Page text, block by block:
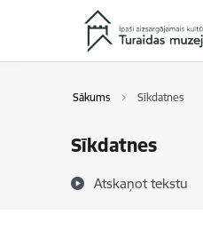
Pāriet uz lapas saturu
Sākums Sīkdatnes
Sīkdatnes
Atskaņot tekstu